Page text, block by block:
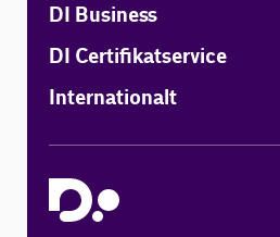
DI Business
DI Certifikatservice
Internationalt